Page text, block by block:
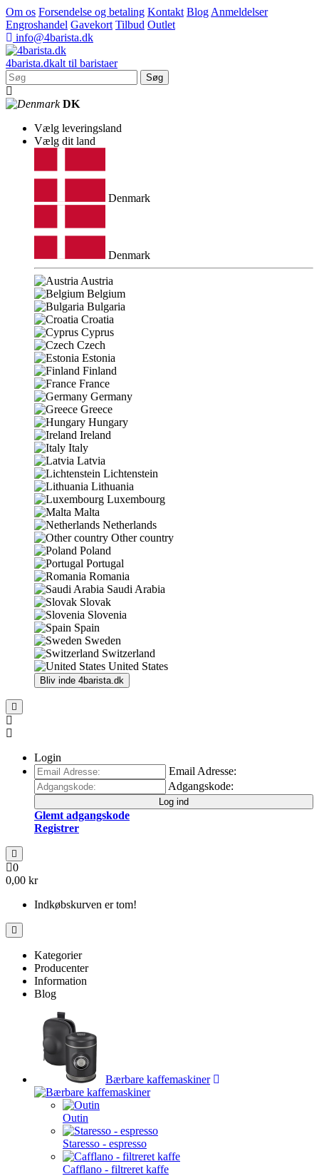
Om os Forsendelse og betaling Kontakt Blog Anmeldelser
Engroshandel Gavekort Tilbud Outlet
info@4barista.dk
4barista.dkalt til baristaer
Søg
DK
Vælg leveringsland
Vælg dit land
Denmark
Denmark
Austria
Belgium
Bulgaria
Croatia
Cyprus
Czech
Estonia
Finland
France
Germany
Greece
Hungary
Ireland
Italy
Latvia
Lichtenstein
Lithuania
Luxembourg
Malta
Netherlands
Other country
Poland
Portugal
Romania
Saudi Arabia
Slovak
Slovenia
Spain
Sweden
Switzerland
United States
Bliv inde 4barista.dk
Login
Email Adresse:
Adgangskode:
Log ind
Glemt adgangskode
Registrer
0
0,00 kr
Indkøbskurven er tom!
Kategorier
Producenter
Information
Blog
Bærbare kaffemaskiner
Outin
Staresso - espresso
Cafflano - filtreret kaffe